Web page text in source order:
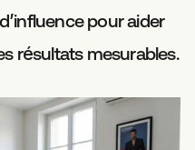
pour aider
résultats mesurables.